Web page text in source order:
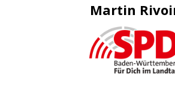
Martin